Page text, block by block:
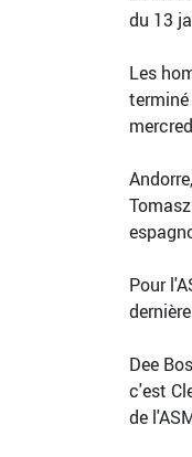
du 13
Les
Pour
Dee
c'est
de